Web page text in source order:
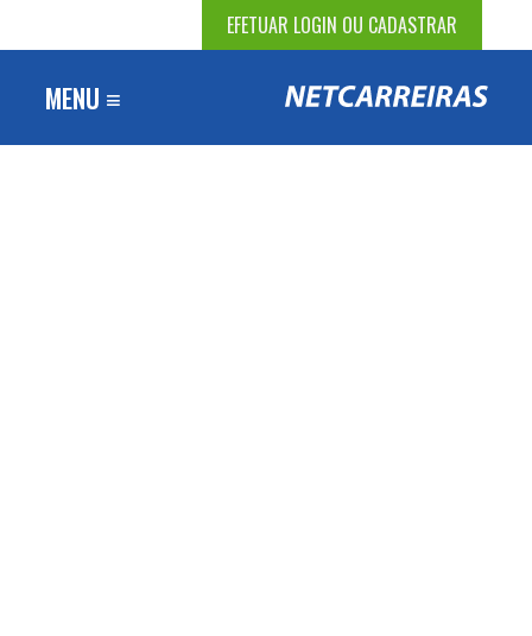
EFETUAR LOGIN OU CADASTRAR
MENU ≡